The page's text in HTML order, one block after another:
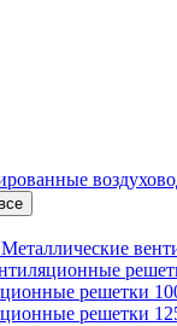
Металлические
решетки
решетки